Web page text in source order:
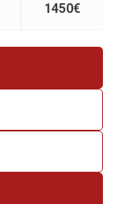
1450€